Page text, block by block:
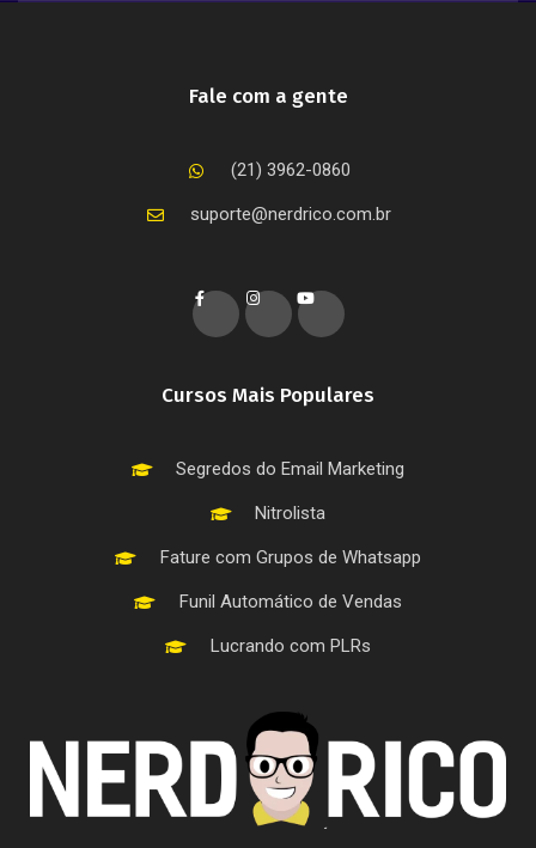
Cursos Mais Populares
Segredos do Email Marketing
Nitrolista
Fature com Grupos de Whatsapp
Funil Automático de Vendas
Lucrando com PLRs
Fale com a gente
(21) 3962-0860
suporte@nerdrico.com.br